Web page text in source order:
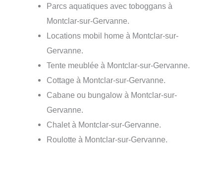
Parcs aquatiques avec toboggans à
Montclar-sur-Gervanne.
Locations mobil home à Montclar-sur-
Gervanne.
Tente meublée à Montclar-sur-Gervanne.
Cottage à Montclar-sur-Gervanne.
Cabane ou bungalow à Montclar-sur-
Gervanne.
Chalet à Montclar-sur-Gervanne.
Roulotte à Montclar-sur-Gervanne.